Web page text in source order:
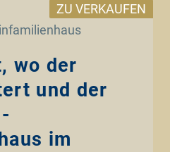
ZU VERKAUFEN
wo der
und der
im